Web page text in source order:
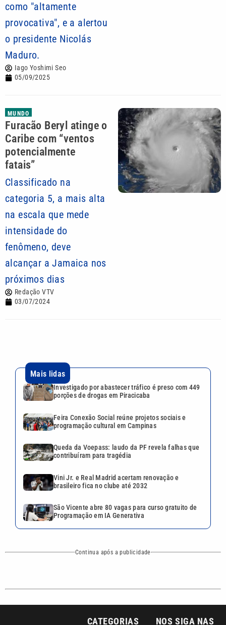
como "altamente
provocativa", e a alertou
o presidente Nicolás
Maduro.
Iago Yoshimi Seo
05/09/2025
MUNDO
Furacão Beryl atinge o
Caribe com “ventos
potencialmente
fatais”
Classificado na
categoria 5, a mais alta
na escala que mede
intensidade do
fenômeno, deve
alcançar a Jamaica nos
próximos dias
Redação VTV
03/07/2024
Mais lidas
Investigado por abastecer tráfico é preso com 449
porções de drogas em Piracicaba
Feira Conexão Social reúne projetos sociais e
programação cultural em Campinas
Queda da Voepass: laudo da PF revela falhas que
contribuíram para tragédia
Vini Jr. e Real Madrid acertam renovação e
brasileiro fica no clube até 2032
São Vicente abre 80 vagas para curso gratuito de
Programação em IA Generativa
Continua após a publicidade
Esportes